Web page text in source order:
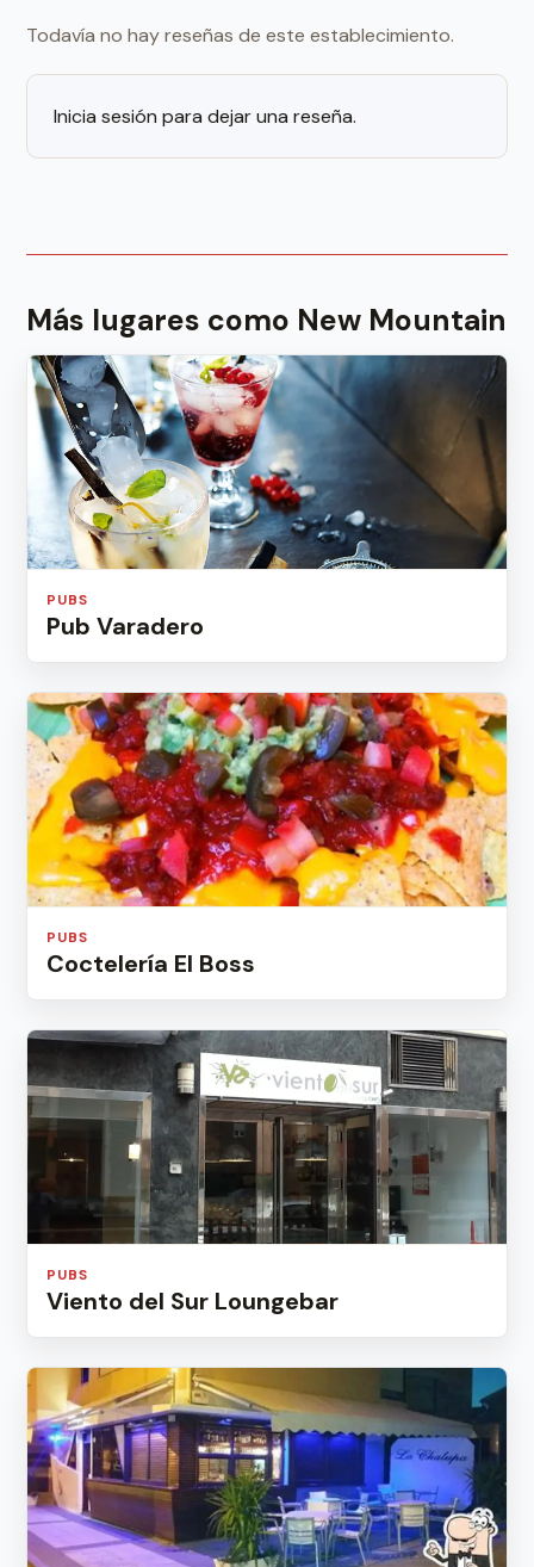
Todavía no hay reseñas de este establecimiento.
Inicia sesión para dejar una reseña.
Más lugares como New Mountain
PUBS
Pub Varadero
PUBS
Coctelería El Boss
PUBS
Viento del Sur Loungebar